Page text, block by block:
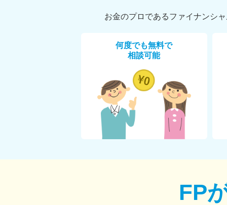
お金のプロであるファイナンシ
何度でも無料で
相談可能
FP